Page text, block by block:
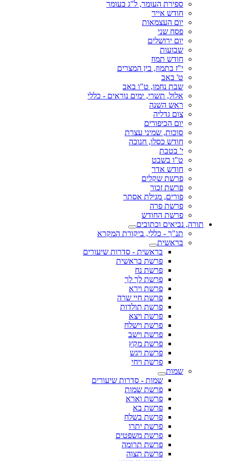
ספירת העומר, ל"ג בעומר
חודש אייר
יום העצמאות
פסח שני
יום ירושלים
שבועות
חודש תמוז
י"ז בתמוז, בין המצרים
ט' באב
שבת נחמו, ט"ו באב
אלול, תשרי, ימים נוראים - כללי
ראש השנה
צום גדליה
יום הכיפורים
סוכות, שמיני עצרת
חודש כסלו, חנוכה
י' בטבת
ט"ו בשבט
חודש אדר
פרשת שקלים
פרשת זכור
פורים, מגילת אסתר
פרשת פרה
פרשת החודש
תורה, נביאים וכתובים
תנ"ך - כללי, ביקורת המקרא
בראשית
בראשית - סדרות שיעורים
פרשת בראשית
פרשת נח
פרשת לך לך
פרשת וירא
פרשת חיי שרה
פרשת תולדות
פרשת ויצא
פרשת וישלח
פרשת וישב
פרשת מקץ
פרשת ויגש
פרשת ויחי
שמות
שמות - סדרות שיעורים
פרשת שמות
פרשת וארא
פרשת בא
פרשת בשלח
פרשת יתרו
פרשת משפטים
פרשת תרומה
פרשת תצוה